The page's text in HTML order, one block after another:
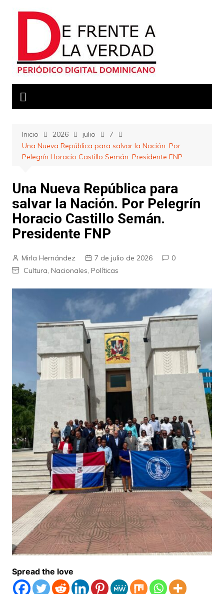
Inicio 2026 julio
7
Una Nueva República para salvar la Nación. Por
Pelegrín Horacio Castillo Semán. Presidente FNP
Una Nueva República para
salvar la Nación. Por Pelegrín
Horacio Castillo Semán.
Presidente FNP
Mirla Hernández 7 de julio de 2026
0
Cultura, Nacionales, Políticas
Spread the love